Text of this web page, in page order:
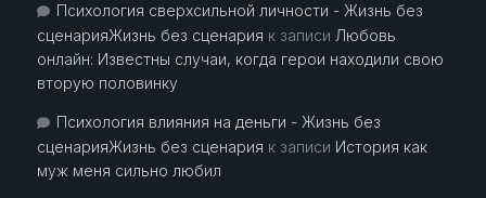
Психология сверхсильной личности - Жизнь без
сценарияЖизнь без сценария к записи Любовь
онлайн: Известны случаи, когда герои находили свою
вторую половинку
Психология влияния на деньги - Жизнь без
сценарияЖизнь без сценария к записи История как
муж меня сильно любил